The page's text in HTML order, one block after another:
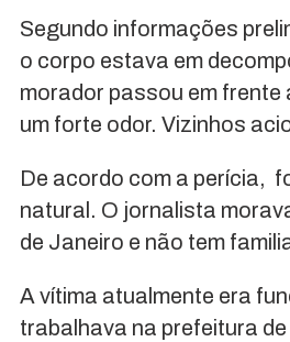
Segundo informações
o corpo estava em
morador passou em frente
um forte odor. Vizinhos
De acordo com a perícia,
natural. O jornalista
de Janeiro e não tem
A vítima atualmente era
trabalhava na prefeitura